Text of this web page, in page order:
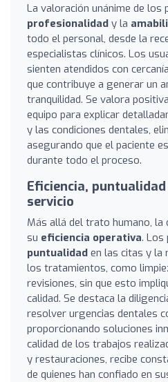
La valoración unánime de los
profesionalidad y la
todo el personal, desde la
especialistas clínicos. Los
sienten atendidos con
que contribuye a generar un
tranquilidad. Se valora
equipo para explicar
y las condiciones dentales,
asegurando que el paciente
durante todo el proceso.
Eficiencia,
servicio
Más allá del trato humano, la
su eficiencia operativa. Los
puntualidad en las citas y la
los tratamientos, como
revisiones, sin que esto
calidad. Se destaca la
resolver urgencias dentales
proporcionando soluciones
calidad de los trabajos
y restauraciones, recibe
de quienes han confiado en